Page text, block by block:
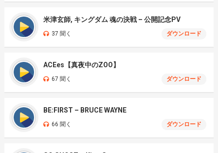
米津玄師, キングダム 魂の決戦 – 公開記念PV
37 聞く ダウンロード
ACEes【真夜中のZOO】
67 聞く ダウンロード
BE:FIRST – BRUCE WAYNE
66 聞く ダウンロード